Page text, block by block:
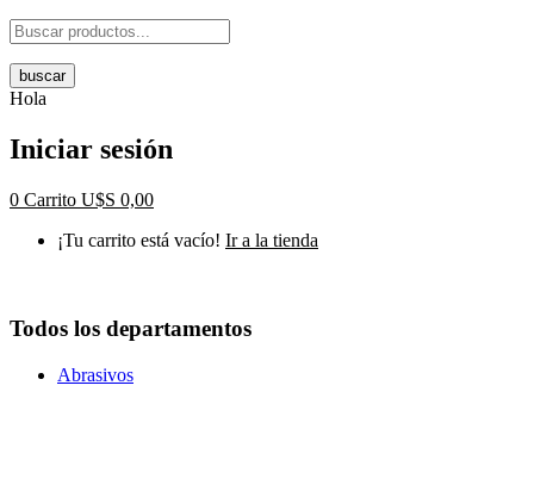
buscar
Hola
Iniciar sesión
0 Carrito U$S 0,00
¡Tu carrito está vacío! Ir a la tienda
Todos los departamentos
Abrasivos